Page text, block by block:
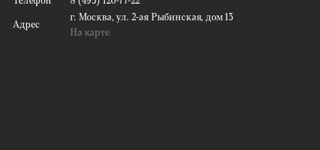
Адрес
г. Москва, ул. 2-ая Рыбинская, дом 13
На карте